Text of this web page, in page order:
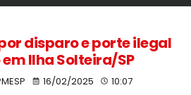
disparo e porte ilegal
Ilha Solteira/SP
16/02/2025 10:07